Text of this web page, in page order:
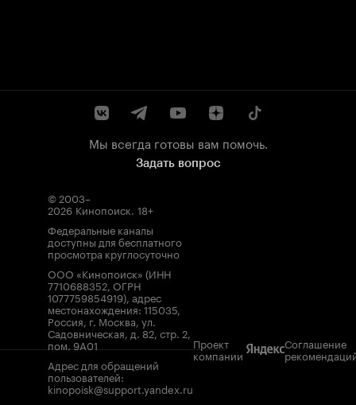
Мы всегда готовы вам помочь.
Задать вопрос
© 2003–
2026 Кинопоиск. 18+
Федеральные каналы
доступны для бесплатного
просмотра круглосуточно
ООО «Кинопоиск» (ИНН
7710688352, ОГРН
1077759854919), адрес
местонахождения: 115035,
Россия, г. Москва, ул.
Садовническая, д. 82, стр. 2,
пом. 9А01
Адрес для обращений
пользователей:
kinopoisk@support.yandex.ru
Проект
компании
Соглашение